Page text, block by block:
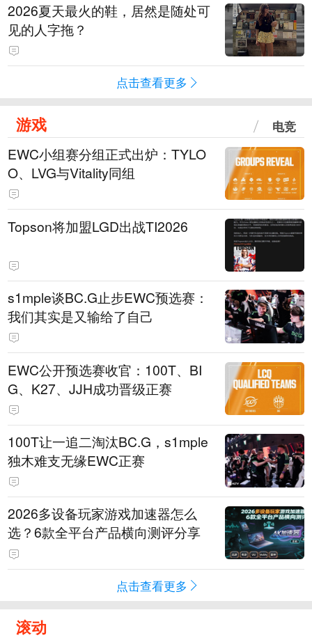
2026夏天最火的鞋，居然是随处可
见的人字拖？
点击查看更多
游戏 电竞
EWC小组赛分组正式出炉：TYLO
O、LVG与Vitality同组
Topson将加盟LGD出战TI2026
s1mple谈BC.G止步EWC预选赛：
我们其实是又输给了自己
EWC公开预选赛收官：100T、BI
G、K27、JJH成功晋级正赛
100T让一追二淘汰BC.G，s1mple
独木难支无缘EWC正赛
2026多设备玩家游戏加速器怎么
选？6款全平台产品横向测评分享
点击查看更多
滚动